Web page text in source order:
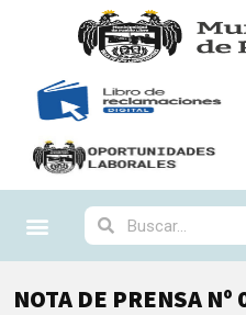
NOTA DE PRENSA